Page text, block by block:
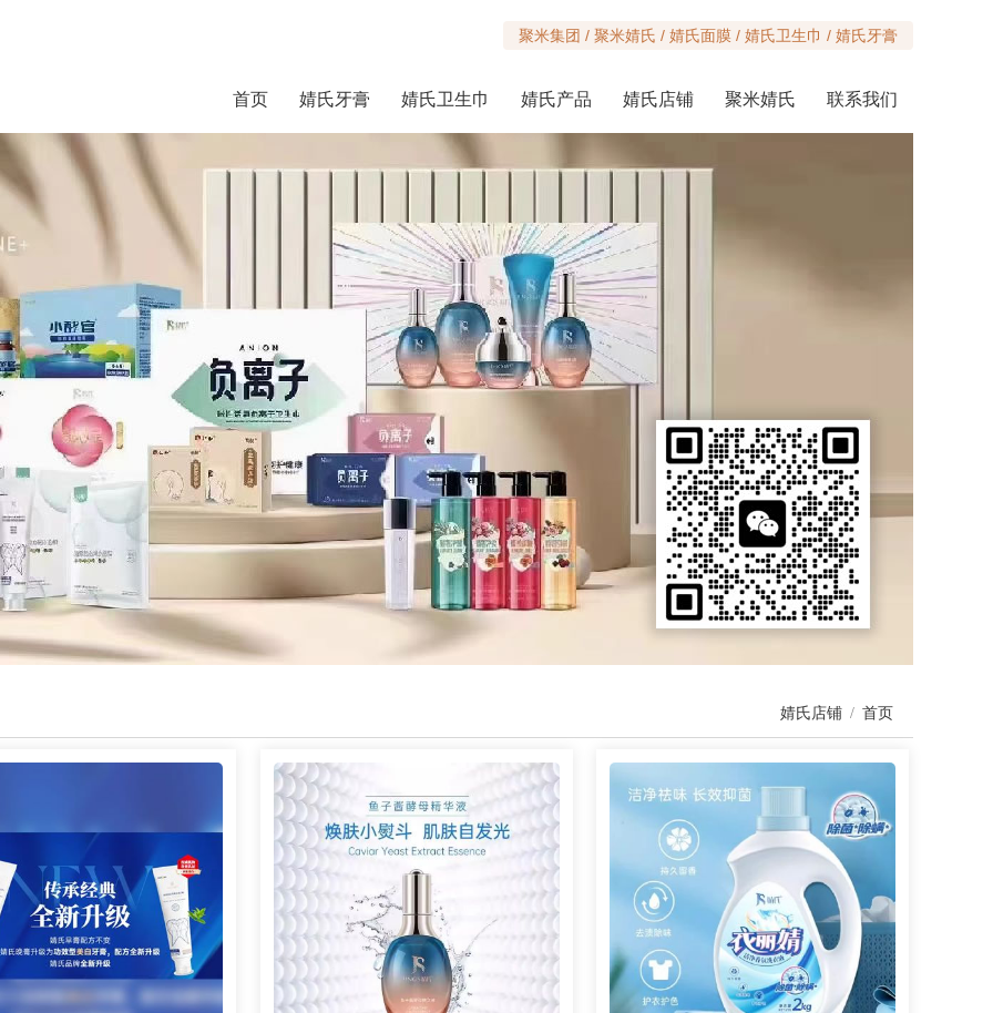
聚米集团 / 聚米婧氏 / 婧氏面膜 / 婧氏卫生巾 / 婧氏牙膏
首页 婧氏牙膏 婧氏卫生巾 婧氏产品 婧氏店铺 聚米婧氏 联系我们
婧氏店铺 / 首页